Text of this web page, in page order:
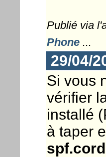
Publié via
Phone...
29/04/
Si vous
vérifier
installé
à taper